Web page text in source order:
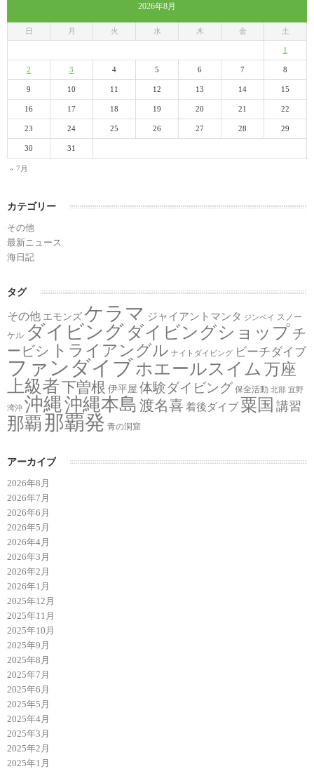
2026年8月
日 月 火 水 木 金 土
« 7月
1
2 3 4 5 6 7 8
9 10 11 12 13 14 15
16 17 18 19 20 21 22
23 24 25 26 27 28 29
30 31
カテゴリー
その他
最新ニュース
海日記
タグ
その他 エモンズ ケラマ ジャイアントマンタ ジンベイ
スノー
ケル ダイビング ダイビングショップチ
ービシ トライアングル ナイトダイビング ビーチダイブ
ファンダイブホエールスイム 万座
上級者下曽根 伊平屋 体験ダイビング 保全活動 北部 宜野
湾沖 沖縄沖縄本島 渡名喜 着後ダイブ 粟国 講習
那覇 那覇発 青の洞窟
アーカイブ
2026年8月
2026年7月
2026年6月
2026年5月
2026年4月
2026年3月
2026年2月
2026年1月
2025年12月
2025年11月
2025年10月
2025年9月
2025年8月
2025年7月
2025年6月
2025年5月
2025年4月
2025年3月
2025年2月
2025年1月